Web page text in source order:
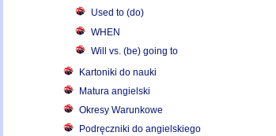
Used to (do)
WHEN
Will vs. (be) going to
Kartoniki do nauki
Matura angielski
Okresy Warunkowe
Podręczniki do angielskiego